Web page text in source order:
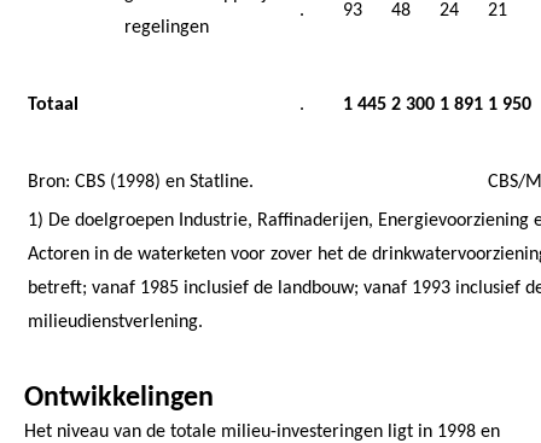
regelingen
. 93 48 24 21
Totaal . 1 445 2 300 1 891 1 950
Bron: CBS (1998) en Statline.
CBS/
1) De doelgroepen Industrie, Raffinaderijen, Energievoorziening
Actoren in de waterketen voor zover het de
betreft; vanaf 1985 inclusief de landbouw; vanaf 1993 inclusief
milieudienstverlening.
Ontwikkelingen
Het niveau van de totale milieu-investeringen ligt in 1998 en